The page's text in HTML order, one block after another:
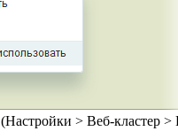
(Настройки > Веб-кластер >